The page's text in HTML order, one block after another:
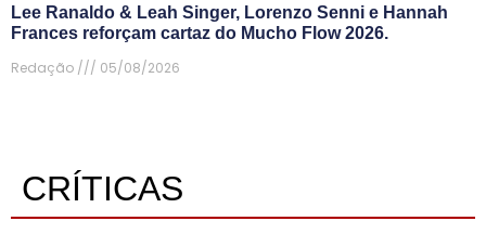
Lee Ranaldo & Leah Singer, Lorenzo Senni e Hannah
Frances reforçam cartaz do Mucho Flow 2026.
Redação
05/08/2026
CRÍTICAS